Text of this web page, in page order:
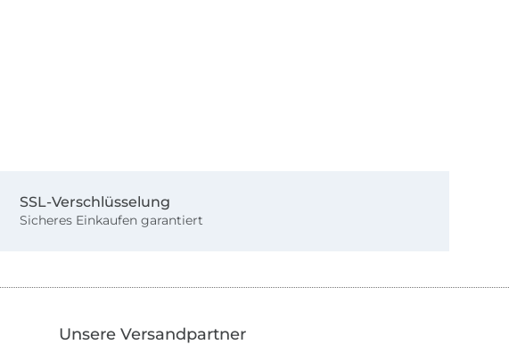
SSL-Verschlüsselung
Sicheres Einkaufen garantiert
Unsere Versandpartner